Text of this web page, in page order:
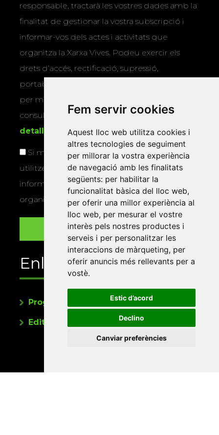
Fem servir cookies
Aquest lloc web utilitza cookies i
altres tecnologies de seguiment
per millorar la vostra experiència
de navegació amb les finalitats
següents: per habilitar la
funcionalitat bàsica del lloc web,
per oferir una millor experiència al
lloc web, per mesurar el vostre
interès pels nostres productes i
serveis i per personalitzar les
interaccions de màrqueting, per
oferir anuncis més rellevants per a
vostè.
Estic d’acord
Declino
Canviar preferències
responsable, tractarà les vostres dades amb la
finalitat de gestionar la vostra subscripció i
informar-vos dels actes i activitats que
organitza la Xarxa Vives. Podeu exercir els
drets d’accés, rectificació, supressió,
portabilitat, limitació o oposició al tractament
per mitjans físics o electrònics. Podeu
consultar la
informació addicional i
detallada sobre protecció de dades.
Si marqueu aquesta casella, consentiu que
utilitzem les vostres dades per a enviar-vos
informació sobre els actes i activitats que
organitza la Xarxa Vives.
Enllaços
Programa de publicacions
Editorials universitàries a Twitter